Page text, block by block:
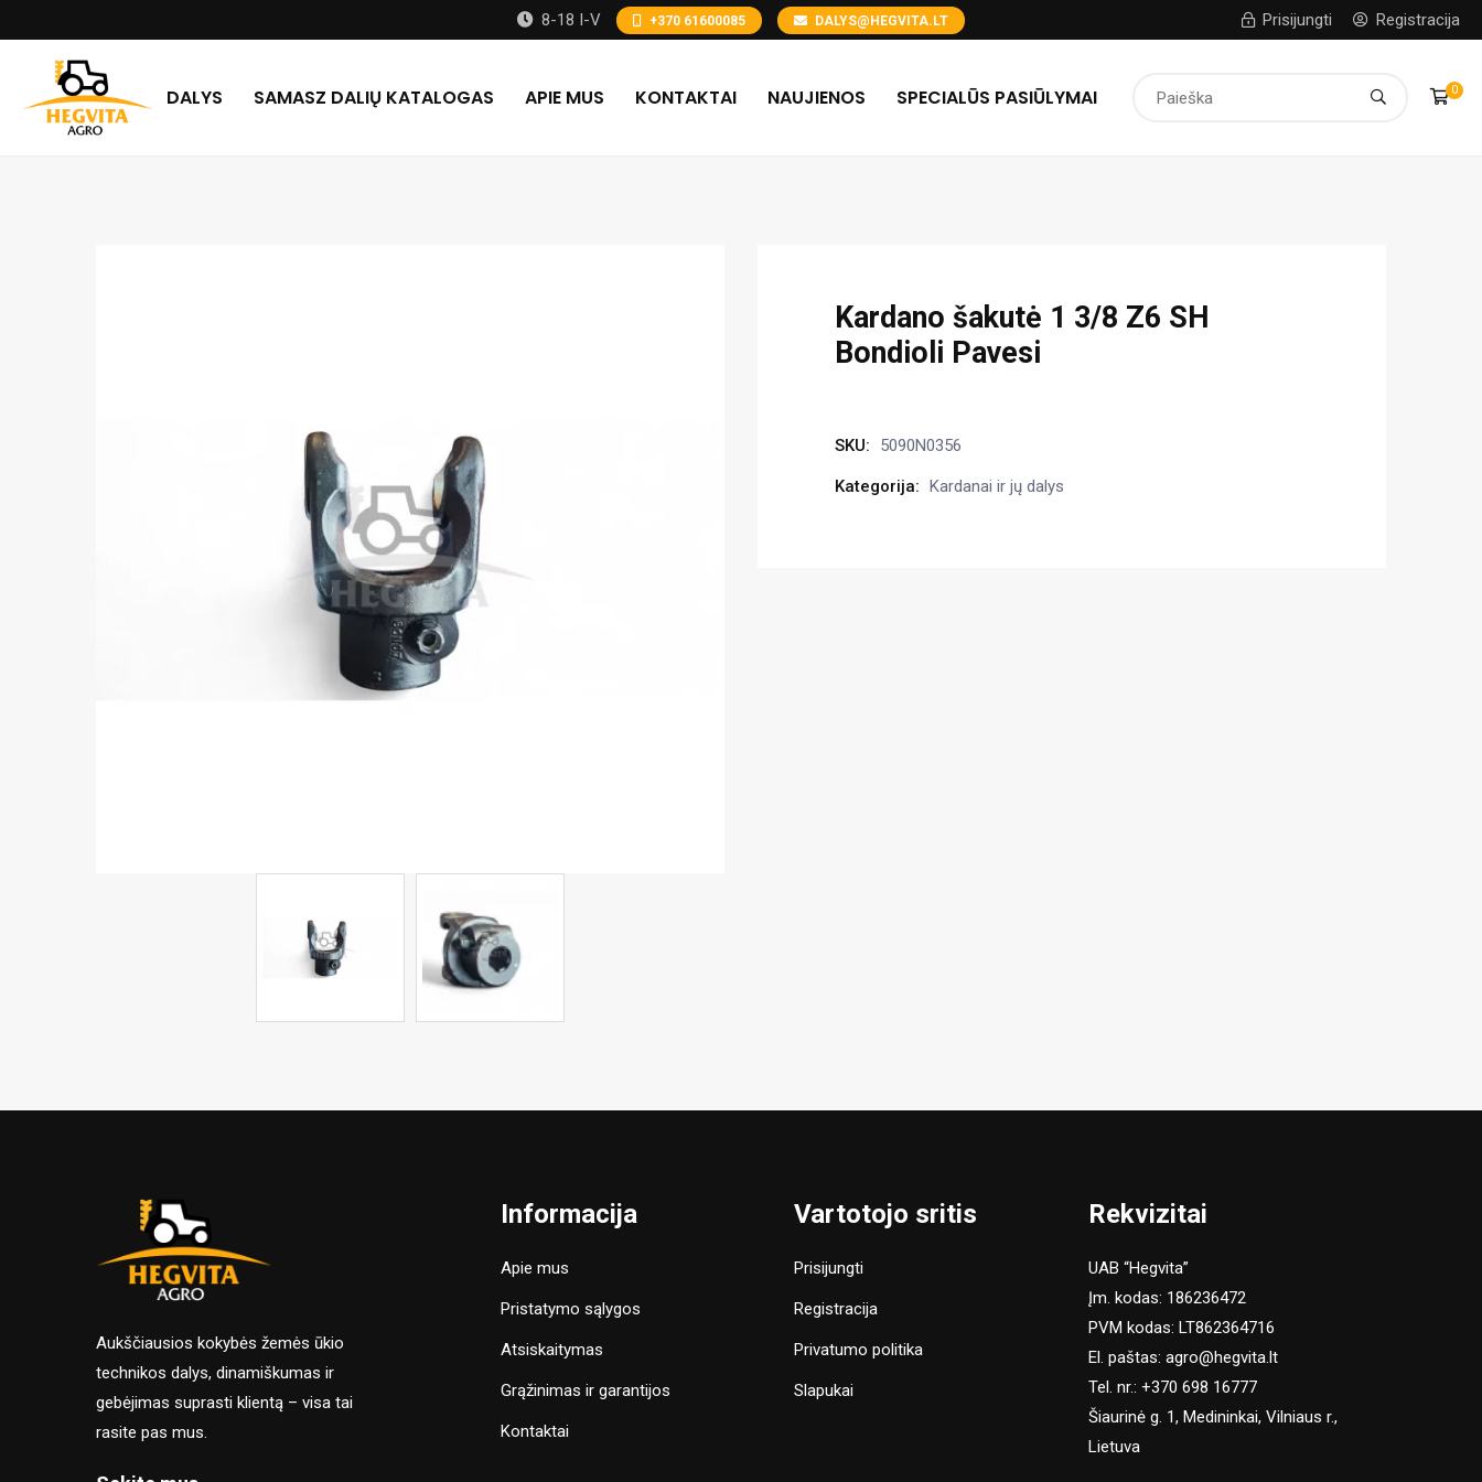
8-18 I-V +370 61600085 DALYS@HEGVITA.LT Prisijungti Registracija
DALYS SAMASZ DALIŲ KATALOGAS APIE MUS KONTAKTAI NAUJIENOS SPECIALŪS PASIŪLYMAI 0
Kardano šakutė 1 3/8 Z6 SH
Bondioli Pavesi
SKU: 5090N0356
Kategorija: Kardanai ir jų dalys
Aukščiausios kokybės žemės ūkio
technikos dalys, dinamiškumas ir
gebėjimas suprasti klientą – visa tai
rasite pas mus.
Informacija
Apie mus
Pristatymo sąlygos
Atsiskaitymas
Grąžinimas ir garantijos
Kontaktai
Vartotojo sritis
Prisijungti
Registracija
Privatumo politika
Slapukai
Rekvizitai
UAB “Hegvita”
Įm. kodas: 186236472
PVM kodas: LT862364716
El. paštas: agro@hegvita.lt
Tel. nr.: +370 698 16777
Šiaurinė g. 1, Medininkai, Vilniaus r.,
Lietuva